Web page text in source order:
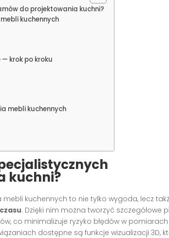
do projektowania kuchni?
kuchennych
krok po kroku
mebli kuchennych
kuchni?
kuchennych to nie tylko wygoda, lecz
. Dzięki nim można tworzyć szczegółowe
co minimalizuje ryzyko błędów w
dostępne są funkcje wizualizacji 3D,